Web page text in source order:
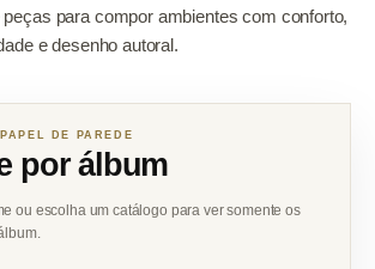
para compor ambientes com conforto,
e desenho autoral.
DE PAREDE
por álbum
ou escolha um catálogo para ver somente os